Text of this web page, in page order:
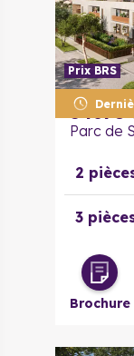
Prix BRS
34670
Parc de
2
3
Brochure